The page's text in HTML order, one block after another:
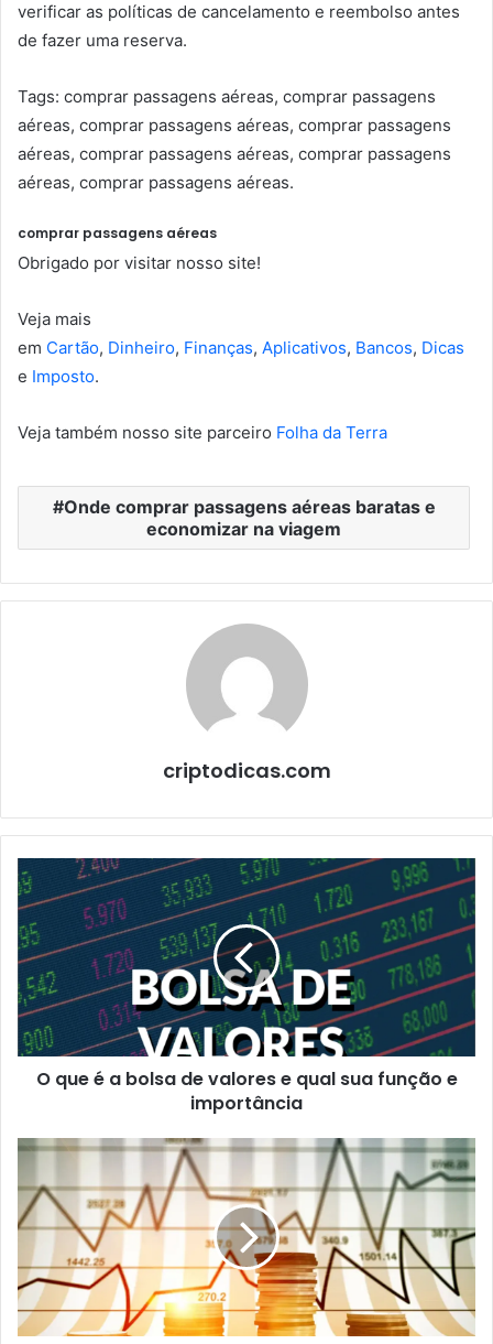
verificar as políticas de cancelamento e reembolso antes
de fazer uma reserva.
Tags: comprar passagens aéreas, comprar passagens
aéreas, comprar passagens aéreas, comprar passagens
aéreas, comprar passagens aéreas, comprar passagens
aéreas, comprar passagens aéreas.
comprar passagens aéreas
Obrigado por visitar nosso site!
Veja mais
em Cartão, Dinheiro, Finanças, Aplicativos, Bancos, Dicas
e Imposto.
Veja também nosso site parceiro Folha da Terra
Onde comprar passagens aéreas baratas e
economizar na viagem
criptodicas.com
O
que
é
a
bolsa
de
valores
e
qual
sua
importância
O que é a bolsa de valores e qual sua função e
importância
Qual
brasileiro
tem
maior
economia